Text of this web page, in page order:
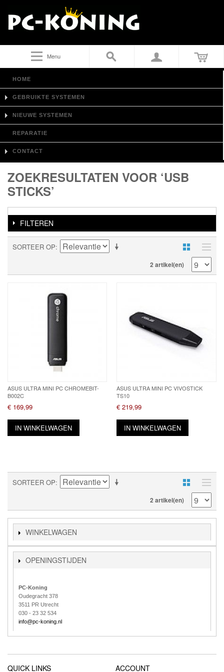
Menu
HOME
GEBRUIKTE SYSTEMEN
NIEUWE SYSTEMEN
REPARATIE
CONTACT
ZOEKRESULTATEN VOOR ‘USB
STICKS’
FILTEREN
SORTEER OP
2 artikel(en)
ASUS ULTRA MINI PC CHROMEBIT-
B002C
€ 169,99
IN WINKELWAGEN
ASUS ULTRA MINI PC VIVOSTICK
TS10
€ 219,99
IN WINKELWAGEN
SORTEER OP
2 artikel(en)
WINKELWAGEN
OPENINGSTIJDEN
PC-Koning
Oudegracht 378
3511 PR Utrecht
030 - 23 32 534
info@pc-koning.nl
QUICK LINKS ACCOUNT